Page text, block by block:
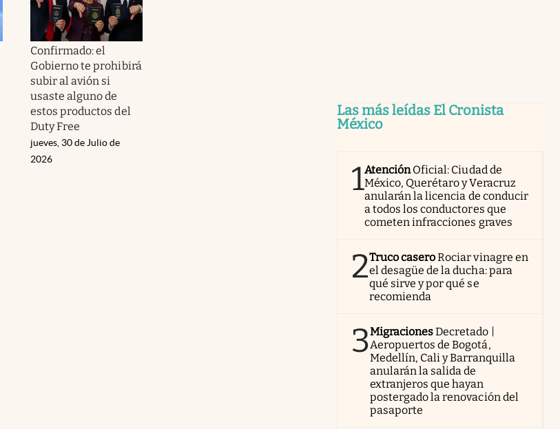
Confirmado: el
Gobierno te prohibirá
subir al avión si
usaste alguno de
estos productos del
Duty Free
jueves, 30 de Julio de
2026
Las más leídas El Cronista
México
1AtenciónOficial: Ciudad de
México, Querétaro y Veracruz
anularán la licencia de conducir
a todos los conductores que
cometen infracciones graves
2Truco caseroRociar vinagre en
el desagüe de la ducha: para
qué sirve y por qué se
recomienda
3MigracionesDecretado |
Aeropuertos de Bogotá,
Medellín, Cali y Barranquilla
anularán la salida de
extranjeros que hayan
postergado la renovación del
pasaporte